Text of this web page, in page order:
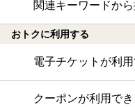
関連キーワードか
おトクに利用する
電子チケットが利
クーポンが利用で